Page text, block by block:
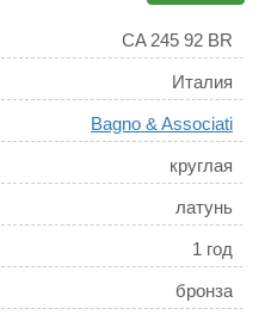
CA 245 92 BR
Италия
Bagno & Associati
круглая
латунь
1 год
бронза